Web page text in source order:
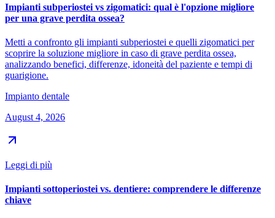
Impianti subperiostei vs zigomatici: qual è l'opzione migliore
per una grave perdita ossea?
Metti a confronto gli impianti subperiostei e quelli zigomatici per
scoprire la soluzione migliore in caso di grave perdita ossea,
analizzando benefici, differenze, idoneità del paziente e tempi di
guarigione.
Impianto dentale
August 4, 2026
Leggi di più
Impianti sottoperiostei vs. dentiere: comprendere le differenze
chiave